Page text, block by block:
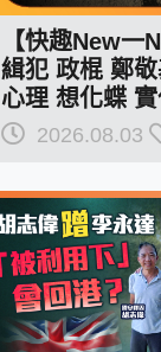
【快趣New一
緝犯 政棍 鄭
心理 想化蝶
2026.08.03